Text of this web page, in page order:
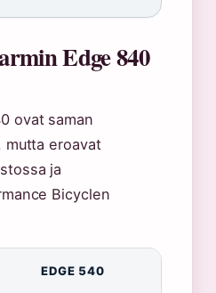
Edge 840
ovat saman
mutta eroavat
ja
Bicyclen
EDGE 540